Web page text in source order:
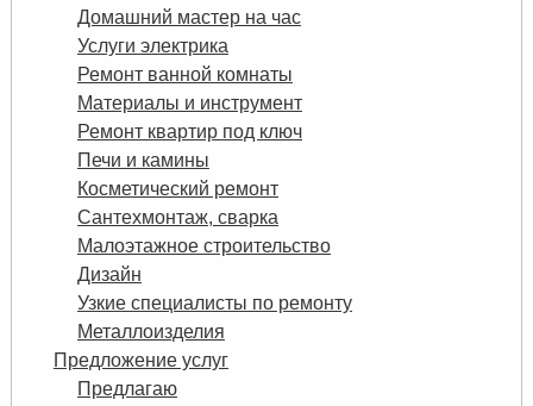
Домашний мастер на час
Услуги электрика
Ремонт ванной комнаты
Материалы и инструмент
Ремонт квартир под ключ
Печи и камины
Косметический ремонт
Сантехмонтаж, сварка
Малоэтажное строительство
Дизайн
Узкие специалисты по ремонту
Металлоизделия
Предложение услуг
Предлагаю